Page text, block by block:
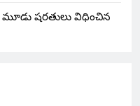
మూడు షరతులు విధించిన